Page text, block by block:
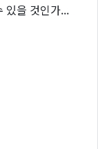
있을 것인가...